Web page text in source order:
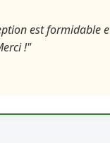
est formidable
!"